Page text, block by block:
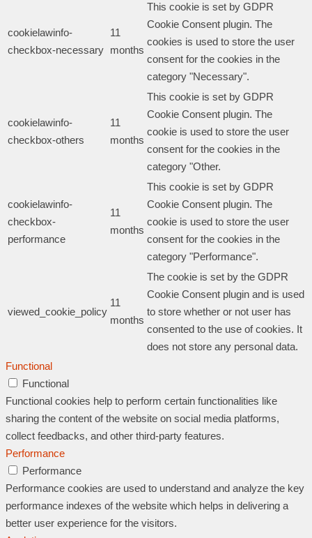
cookielawinfo-
checkbox-necessary
11
months
This cookie is set by GDPR
Cookie Consent plugin. The
cookies is used to store the user
consent for the cookies in the
category "Necessary".
cookielawinfo-
checkbox-others
11
months
This cookie is set by GDPR
Cookie Consent plugin. The
cookie is used to store the user
consent for the cookies in the
category "Other.
cookielawinfo-
checkbox-
performance
11
months
This cookie is set by GDPR
Cookie Consent plugin. The
cookie is used to store the user
consent for the cookies in the
category "Performance".
viewed_cookie_policy
11
months
The cookie is set by the GDPR
Cookie Consent plugin and is used
to store whether or not user has
consented to the use of cookies. It
does not store any personal data.
Functional
Functional
Functional cookies help to perform certain functionalities like
sharing the content of the website on social media platforms,
collect feedbacks, and other third-party features.
Performance
Performance
Performance cookies are used to understand and analyze the key
performance indexes of the website which helps in delivering a
better user experience for the visitors.